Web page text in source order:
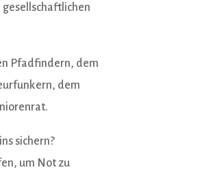
Pfadfindern, dem
dem
sichern?
um Not zu